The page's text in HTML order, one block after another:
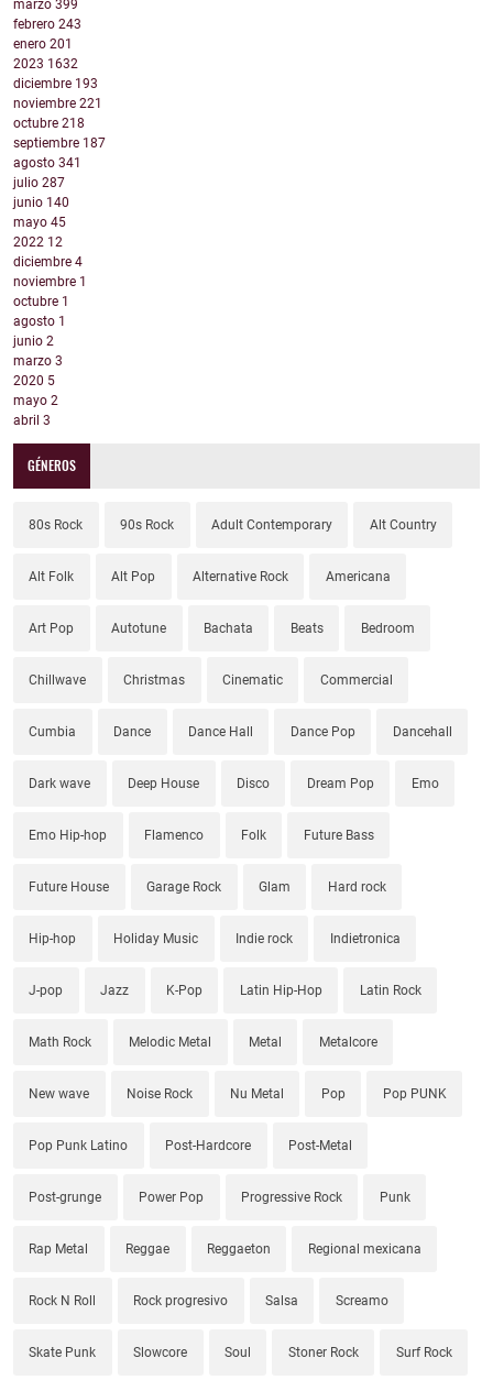
marzo 399
febrero 243
enero 201
2023 1632
diciembre 193
noviembre 221
octubre 218
septiembre 187
agosto 341
julio 287
junio 140
mayo 45
2022 12
diciembre 4
noviembre 1
octubre 1
agosto 1
junio 2
marzo 3
2020 5
mayo 2
abril 3
GÉNEROS
80s Rock 90s Rock Adult Contemporary Alt Country
Alt Folk Alt Pop Alternative Rock Americana
Art Pop Autotune Bachata Beats Bedroom
Chillwave Christmas Cinematic Commercial
Cumbia Dance Dance Hall Dance Pop Dancehall
Dark wave Deep House Disco Dream Pop Emo
Emo Hip-hop Flamenco Folk Future Bass
Future House Garage Rock Glam Hard rock
Hip-hop Holiday Music Indie rock Indietronica
J-pop Jazz K-Pop Latin Hip-Hop Latin Rock
Math Rock Melodic Metal Metal Metalcore
New wave Noise Rock Nu Metal Pop Pop PUNK
Pop Punk Latino Post-Hardcore Post-Metal
Post-grunge Power Pop Progressive Rock Punk
Rap Metal Reggae Reggaeton Regional mexicana
Rock N Roll Rock progresivo Salsa Screamo
Skate Punk Slowcore Soul Stoner Rock Surf Rock